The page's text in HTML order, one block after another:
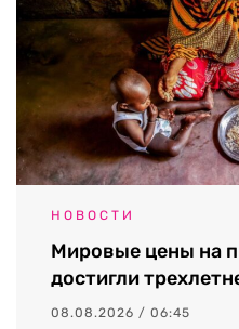
НОВОСТИ
Мировые цены на
достигли
08.08.2026 / 06:45